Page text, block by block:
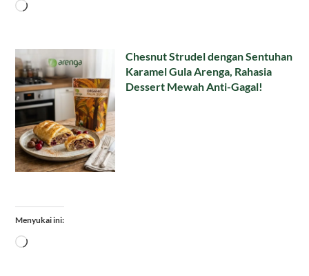
Memuat...
Chesnut Strudel dengan Sentuhan
Karamel Gula Arenga, Rahasia
Dessert Mewah Anti-Gagal!
Menyukai ini:
Memuat...